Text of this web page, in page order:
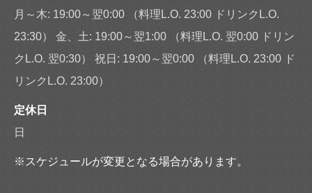
月～木: 19:00～翌0:00 （料理L.O. 23:00 ドリンクL.O.
23:30） 金、土: 19:00～翌1:00 （料理L.O. 翌0:00 ドリン
クL.O. 翌0:30） 祝日: 19:00～翌0:00 （料理L.O. 23:00 ド
リンクL.O. 23:00）
定休日
日
※スケジュールが変更となる場合があります。